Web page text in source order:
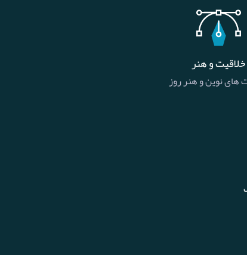
خلاقیت و هنر
های نوین و هنر روز